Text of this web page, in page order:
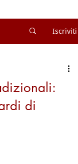
Iscriviti
di